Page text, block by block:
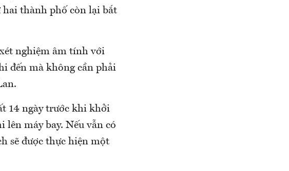
hai thành phố còn lại bắt
nghiệm âm tính với
đến mà không cần phải
14 ngày trước khi khởi
máy bay. Nếu vẫn có
sẽ được thực hiện một